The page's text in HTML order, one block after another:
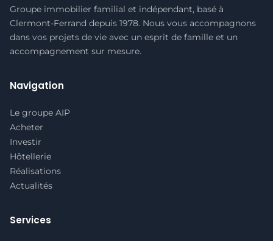
Groupe immobilier familial et indépendant, basé à
Clermont-Ferrand depuis 1978. Nous vous accompagnons
dans vos projets de vie avec un esprit de famille et un
accompagnement sur mesure.
Navigation
Le groupe AIP
Acheter
Investir
Hôtellerie
Réalisations
Actualités
Services